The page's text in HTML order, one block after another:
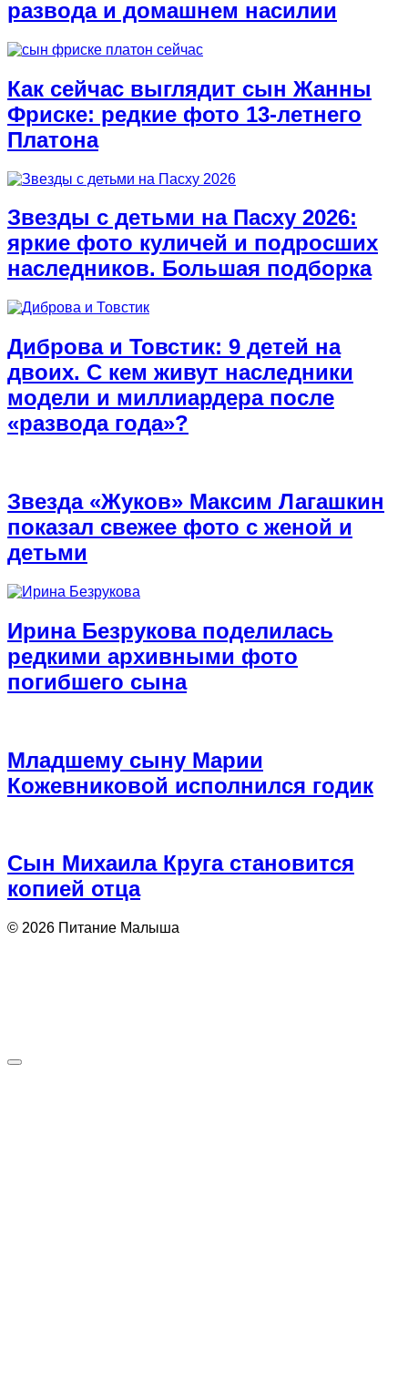
развода и домашнем насилии
Как сейчас выглядит сын Жанны
Фриске: редкие фото 13-летнего
Платона
Звезды с детьми на Пасху 2026:
яркие фото куличей и подросших
наследников. Большая подборка
Диброва и Товстик: 9 детей на
двоих. С кем живут наследники
модели и миллиардера после
«развода года»?
Звезда «Жуков» Максим Лагашкин
показал свежее фото с женой и
детьми
Ирина Безрукова поделилась
редкими архивными фото
погибшего сына
Младшему сыну Марии
Кожевниковой исполнился годик
Сын Михаила Круга становится
копией отца
© 2026 Питание Малыша